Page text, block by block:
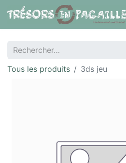
Tous les produits 3ds jeu